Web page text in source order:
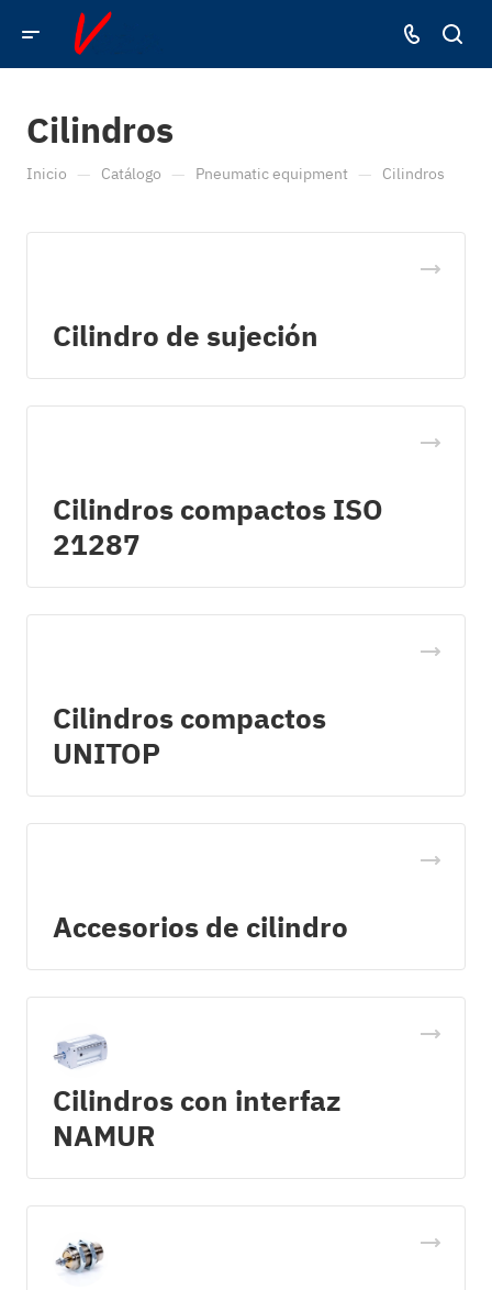
Cilindros
Inicio — Catálogo — Pneumatic equipment — Cilindros
Cilindro de sujeción
Cilindros compactos ISO
21287
Cilindros compactos
UNITOP
Accesorios de cilindro
Cilindros con interfaz
NAMUR